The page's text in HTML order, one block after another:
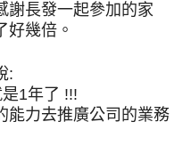
謝長發一起參加的家
好幾倍。
:
1年了 !!!
能力去推廣公司的業務